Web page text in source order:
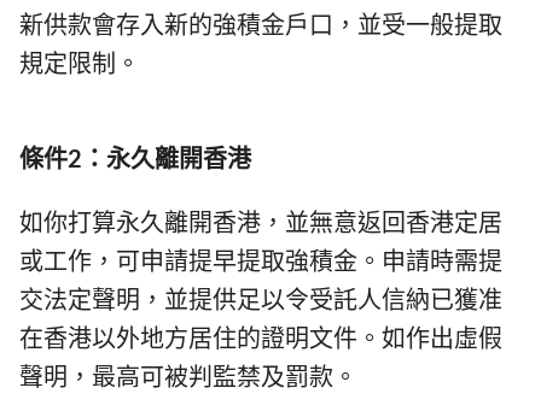
新供款會存入新的強積金戶口，並受一般提取
規定限制。
條件2：永久離開香港
如你打算永久離開香港，並無意返回香港定居
或工作，可申請提早提取強積金。申請時需提
交法定聲明，並提供足以令受託人信納已獲准
在香港以外地方居住的證明文件。如作出虛假
聲明，最高可被判監禁及罰款。